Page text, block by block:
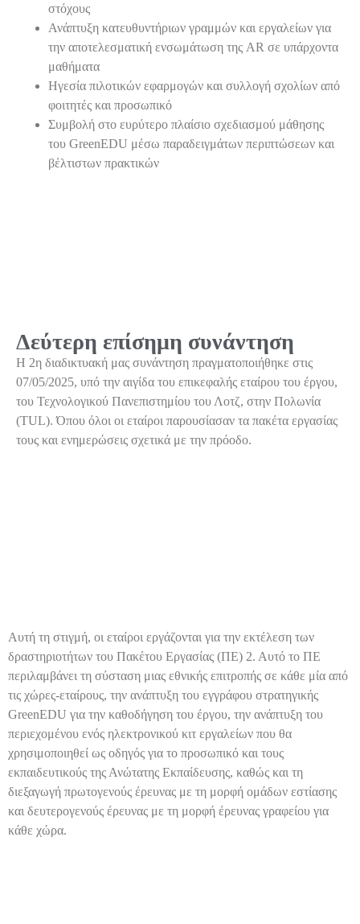
στόχους
Ανάπτυξη κατευθυντήριων γραμμών και εργαλείων για
την αποτελεσματική ενσωμάτωση της AR σε υπάρχοντα
μαθήματα
Ηγεσία πιλοτικών εφαρμογών και συλλογή σχολίων από
φοιτητές και προσωπικό
Συμβολή στο ευρύτερο πλαίσιο σχεδιασμού μάθησης
του GreenEDU μέσω παραδειγμάτων περιπτώσεων και
βέλτιστων πρακτικών
Δεύτερη επίσημη συνάντηση
Η 2η διαδικτυακή μας συνάντηση πραγματοποιήθηκε στις
07/05/2025, υπό την αιγίδα του επικεφαλής εταίρου του έργου,
του Τεχνολογικού Πανεπιστημίου του Λοτζ, στην Πολωνία
(TUL). Όπου όλοι οι εταίροι παρουσίασαν τα πακέτα εργασίας
τους και ενημερώσεις σχετικά με την πρόοδο.
Αυτή τη στιγμή, οι εταίροι εργάζονται για την εκτέλεση των
δραστηριοτήτων του Πακέτου Εργασίας (ΠΕ) 2. Αυτό το ΠΕ
περιλαμβάνει τη σύσταση μιας εθνικής επιτροπής σε κάθε μία από
τις χώρες-εταίρους, την ανάπτυξη του εγγράφου στρατηγικής
GreenEDU για την καθοδήγηση του έργου, την ανάπτυξη του
περιεχομένου ενός ηλεκτρονικού κιτ εργαλείων που θα
χρησιμοποιηθεί ως οδηγός για το προσωπικό και τους
εκπαιδευτικούς της Ανώτατης Εκπαίδευσης, καθώς και τη
διεξαγωγή πρωτογενούς έρευνας με τη μορφή ομάδων εστίασης
και δευτερογενούς έρευνας με τη μορφή έρευνας γραφείου για
κάθε χώρα.